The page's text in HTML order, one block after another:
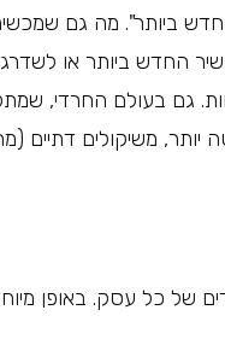
ביותר". מה גם
החדש ביותר או
גם בעולם החרדי,
משיקולים דתיים
של כל עסק. באופן